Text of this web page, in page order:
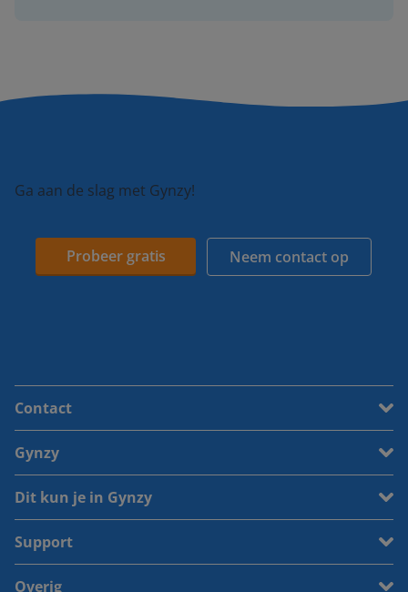
Ga aan de slag met Gynzy!
Probeer gratis Neem contact op
Contact
Gynzy
Dit kun je in Gynzy
Support
Overig